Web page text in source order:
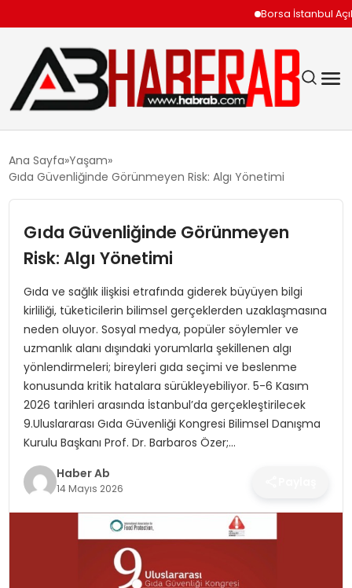
Borsa İstanbul
SIYASET
TEKNOLOJI
SPOR
SAĞLIK
MAGAZIN
YAŞAM
Ana Sayfa Yaşam
Gıda Güvenliğinde Görünmeyen Risk: Algı Yönetimi
Gıda Güvenliğinde Görünmeyen
Risk: Algı Yönetimi
Gıda ve sağlık ilişkisi etrafında giderek büyüyen bilgi
kirliliği, tüketicilerin bilimsel gerçeklerden uzaklaşmasına
neden oluyor. Sosyal medya, popüler söylemler ve
uzmanlık alanı dışındaki yorumlarla şekillenen algı
yönlendirmeleri; bireyleri gıda seçimi ve beslenme
konusunda kritik hatalara sürükleyebiliyor. 5-6 Kasım
2026 tarihleri arasında İstanbul’da gerçekleştirilecek
9.Uluslararası Gıda Güvenliği Kongresi Bilimsel Danışma
Kurulu Başkanı Prof. Dr. Barbaros Özer;…
Haber Ab
14 Mayıs 2026